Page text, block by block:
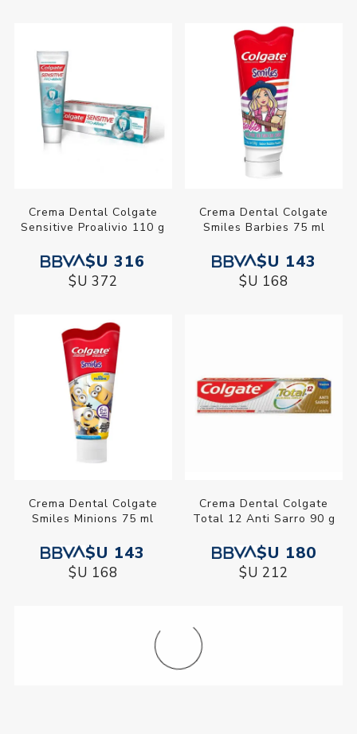
Crema Dental Colgate
Sensitive Proalivio 110 g
$U 316
$U 372
Crema Dental Colgate
Smiles Barbies 75 ml
$U 143
$U 168
Crema Dental Colgate
Smiles Minions 75 ml
$U 143
$U 168
Crema Dental Colgate
Total 12 Anti Sarro 90 g
$U 180
$U 212